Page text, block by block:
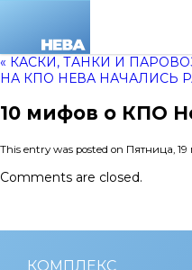
« КАСКИ, ТАНКИ И
НА КПО НЕВА НАЧАЛИСЬ
10 мифов о КПО
This entry was posted on Пятница,
Comments are closed.
КОМПЛЕКС